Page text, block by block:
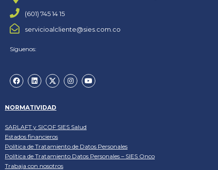
(601) 745 14 15
servicioalcliente@sies.com.co
Síguenos:
NORMATIVIDAD
SARLAFT y SICOF SIES Salud
Estados financieros
Política de Tratamiento de Datos Personales
Política de Tratamiento Datos Personales – SIES Onco
Trabaja con nosotros